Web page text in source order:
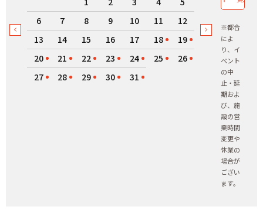
6
7 8 9 10 11
12
13
14 15 16 17 18
19
20
21 22 23 24 25
26
27
28 29 30 31
※都合
によ
り、イ
ベント
の中
止・延
期およ
び、施
設の営
業時間
変更や
休業の
場合が
ござい
ます。